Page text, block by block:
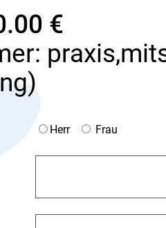
€
Herr Frau